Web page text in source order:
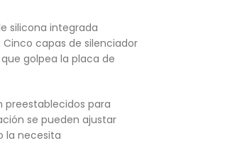
silicona integrada
capas de silenciador
golpea la placa de
preestablecidos para
se pueden ajustar
la necesita